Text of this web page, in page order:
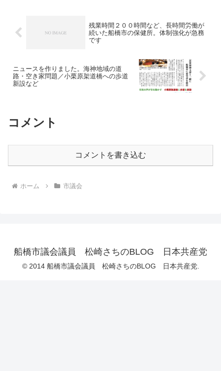
残業時間２００時間など、長時間労働が
続いた船橋市の保健所。体制強化が急務
です
ニュースを作りました。海神地域の道
路・空き家問題／小栗原架道橋への歩道
新設など
コメント
コメントを書き込む
ホーム 市議会
船橋市議会議員 松崎さちのBLOG 日本共産党
© 2014 船橋市議会議員 松崎さちのBLOG 日本共産党.